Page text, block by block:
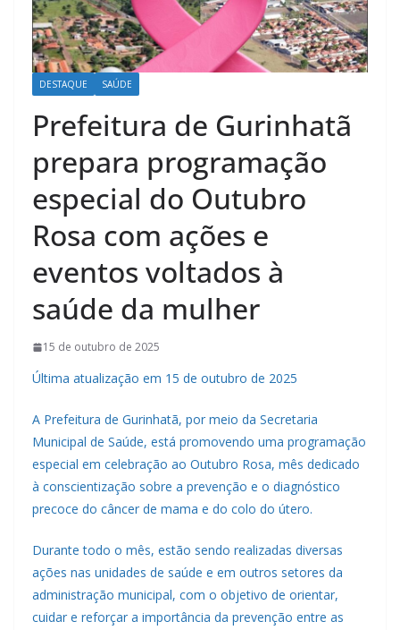
DESTAQUE SAÚDE
Prefeitura de Gurinhatã
prepara programação
especial do Outubro
Rosa com ações e
eventos voltados à
saúde da mulher
15 de outubro de 2025
Última atualização em 15 de outubro de 2025
A Prefeitura de Gurinhatã, por meio da Secretaria
Municipal de Saúde, está promovendo uma programação
especial em celebração ao Outubro Rosa, mês dedicado
à conscientização sobre a prevenção e o diagnóstico
precoce do câncer de mama e do colo do útero.
Durante todo o mês, estão sendo realizadas diversas
ações nas unidades de saúde e em outros setores da
administração municipal, com o objetivo de orientar,
cuidar e reforçar a importância da prevenção entre as